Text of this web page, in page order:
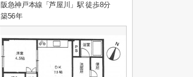
阪急神戸本線「芦屋川」駅 徒歩8分
築56年